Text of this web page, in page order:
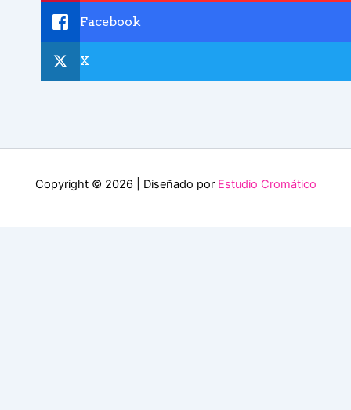
Facebook
X
Copyright © 2026 | Diseñado por Estudio Cromático